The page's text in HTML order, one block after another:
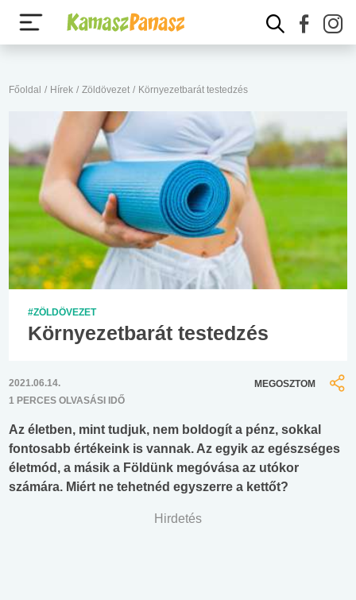
Főoldal / Hírek / Zöldövezet / Környezetbarát testedzés
#ZÖLDÖVEZET
Környezetbarát testedzés
2021.06.14.
1 PERCES OLVASÁSI IDŐ
MEGOSZTOM
Az életben, mint tudjuk, nem boldogít a pénz, sokkal
fontosabb értékeink is vannak. Az egyik az egészséges
életmód, a másik a Földünk megóvása az utókor
számára. Miért ne tehetnéd egyszerre a kettőt?
Hirdetés